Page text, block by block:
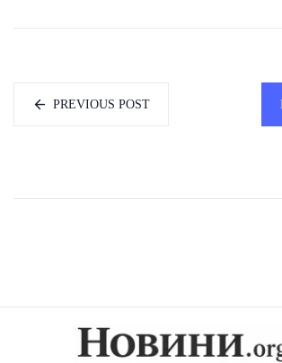
PREVIOUS POST